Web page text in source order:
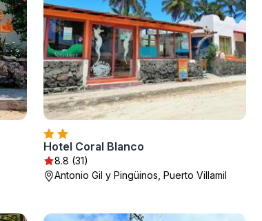
Hotel Coral Blanco
8.8 (31)
Antonio Gil y Pingüinos, Puerto Villamil